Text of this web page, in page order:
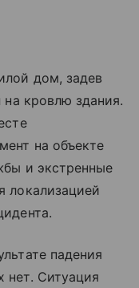
дом, задев
на кровлю здания.
на объекте
и экстренные
локализацией
падения
нет. Ситуация